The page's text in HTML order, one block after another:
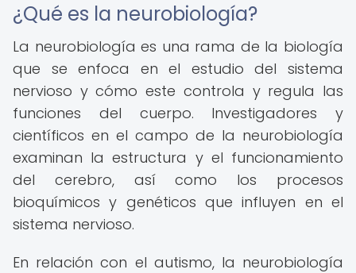
¿Qué es la neurobiología?
La neurobiología es una rama de la biología
que se enfoca en el estudio del sistema
nervioso y cómo este controla y regula las
funciones del cuerpo. Investigadores y
científicos en el campo de la neurobiología
examinan la estructura y el funcionamiento
del cerebro, así como los procesos
bioquímicos y genéticos que influyen en el
sistema nervioso.
En relación con el autismo, la neurobiología